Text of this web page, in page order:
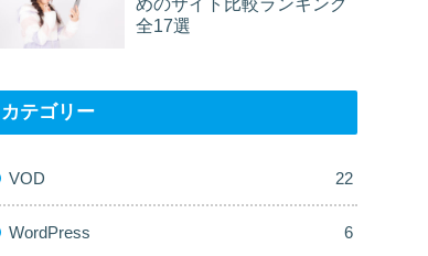
全17選
カテゴリー
VOD 22
WordPress 6